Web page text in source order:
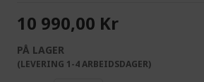
10 990,00 Kr
PÅ LAGER
(LEVERING 1-4 ARBEIDSDAGER)